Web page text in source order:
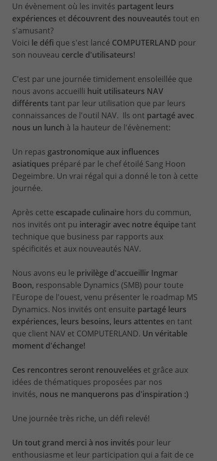
Un évènement où les invités partagent leurs
expériences et découvrent des nouveautés tout en
s'amusant?
Voici le défi que s'est lancé COMPUTERLAND pour
son nouveau cercle d'utilisateurs!
C'est par une journée timidement ensoleillée que
nous avons accueilli huit utilisateurs NAV
différents tant par leur utilisation que par leurs
connaissances de l'outil NAV. Ils ont partagé avec
nous un lunch à la hauteur de l'évènement:
Un repas gastronomique aux influences
asiatiques préparé par le chef étoilé Sang Hoon
Degeimbre. Un vrai régal qui a donné le ton à cette
journée.
Après cette escapade culinaire hors du commun,
nos invités ont pu interagir avec notre équipetant
technique que business par rapports aux
spécificités et aux nouveautés NAV.
Nous avons eu le privilège d'accueillir Ingmar
Boon, responsable Dynamics (SMB) pour toute
l'Europe de l'ouest, venu présenter le roadmap MS
Dynamics. Nos invités ont ensuite partagé leurs
expériences, leurs besoins, leurs attentes en tant
que client NAV et COMPUTERLAND. Un véritable
moment d'échange!
Ces rencontres seront renouvelées et grâce aux
idées de thématiques proposées par nos
invités, nous ne manquerons pas d'inspiration :)
Une journée très riche, un défi relevé!
Un tout grand merci à nos invités pour leur
enthousiasme et leur participation qui a fait de ce